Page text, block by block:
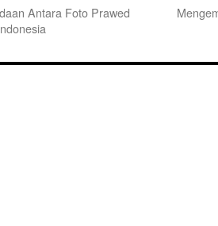
Antara Foto Prawed